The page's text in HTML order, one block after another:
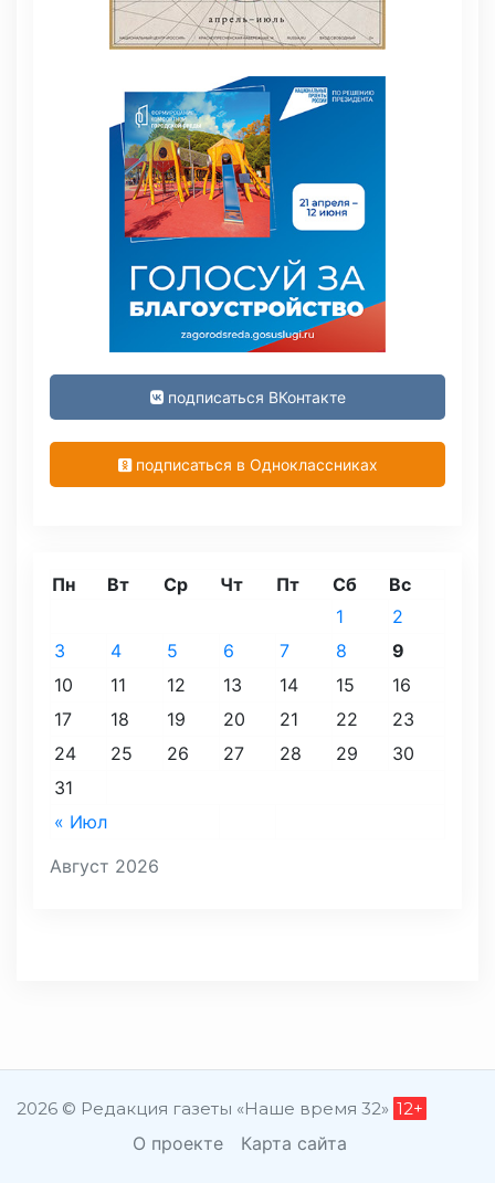
подписаться ВКонтакте
подписаться в Одноклассниках
Август 2026
Пн Вт Ср Чт Пт Сб Вс
« Июл
1
2
3
4 5 6 7 8
9
10
11 12 13 14 15
16
17
18 19 20 21 22
23
24
25 26 27 28 29
30
31
2026 © Редакция газеты «Наше время 32» 12+
О проекте Карта сайта